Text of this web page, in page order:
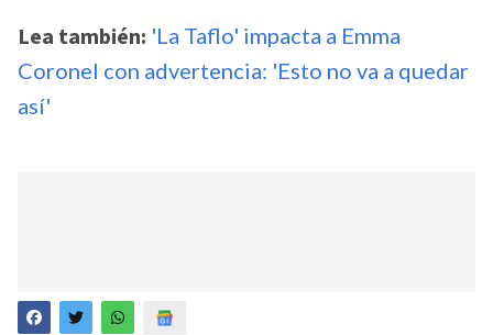
Lea también: 'La Taflo' impacta a Emma
Coronel con advertencia: 'Esto no va a quedar
así'